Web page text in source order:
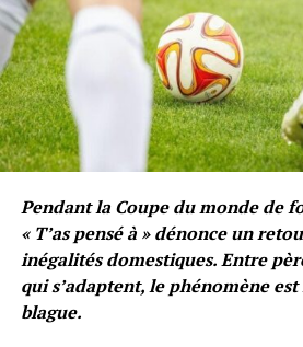
Pendant la Coupe du monde de
« T’as pensé à » dénonce un
inégalités domestiques. Entre
qui s’adaptent, le phénomène
blague.